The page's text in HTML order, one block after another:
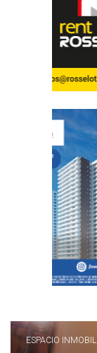
ESPACIO